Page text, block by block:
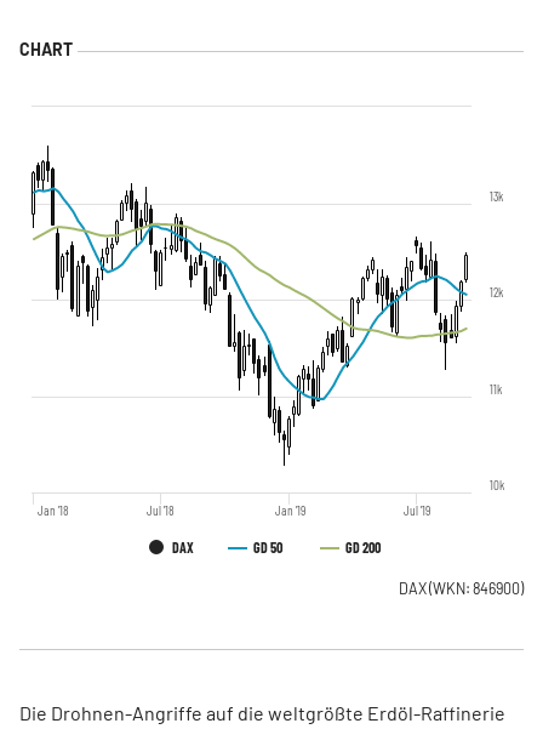
DAX GD 50 GD 200
Jan '18 Jul '18 Jan '19 Jul '19
10k
11k
12k
13k
DAX(WKN: 846900)
Die Drohnen-Angriffe auf die weltgrößte Erdöl-Raffinerie